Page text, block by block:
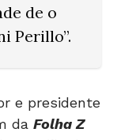
de o
Perillo”.
e presidente
da Folha Z